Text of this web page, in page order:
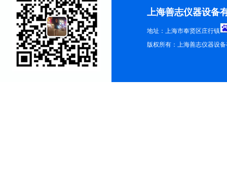
上海善志仪器设备
地址：上海市奉贤区庄行镇
版权所有：上海善志仪器设